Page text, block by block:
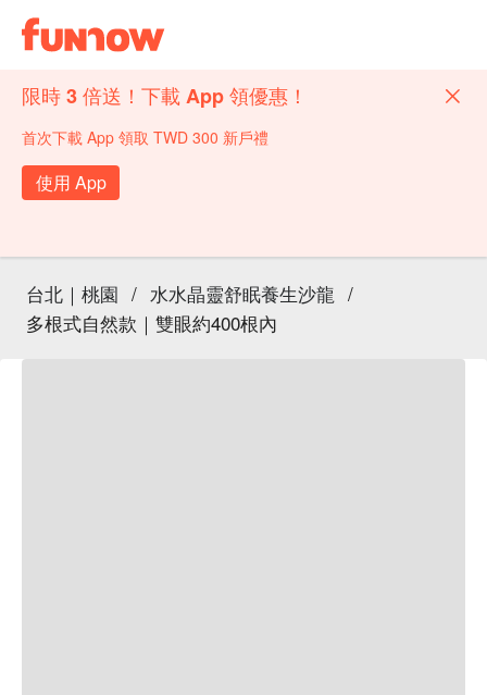
限時 3 倍送！下載 App 領優惠！
首次下載 App 領取 TWD 300 新戶禮
使用 App
台北｜桃園 / 水水晶靈舒眠養生沙龍 /
多根式自然款｜雙眼約400根內